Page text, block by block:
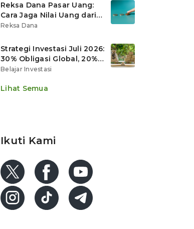
Reksa Dana Pasar Uang:
Cara Jaga Nilai Uang dari
Gerusan Inflasi
Reksa Dana
Strategi Investasi Juli 2026:
30% Obligasi Global, 20%
Emas, Saham Ekspor Jadi
Belajar Investasi
Lihat Semua
Ikuti Kami